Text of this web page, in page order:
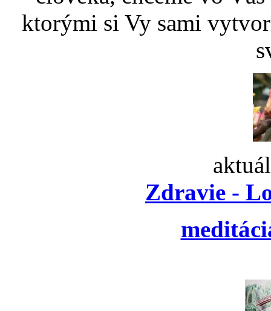
ktorými si Vy sami
Zdravie -